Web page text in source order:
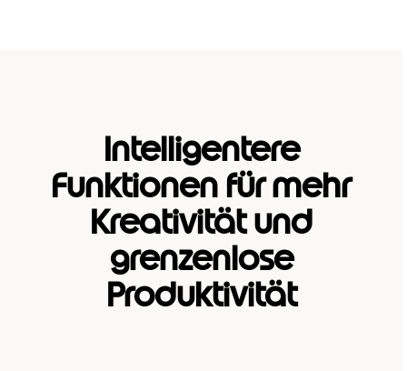
Intelligentere
Funktionen für mehr
Kreativität und
grenzenlose
Produktivität